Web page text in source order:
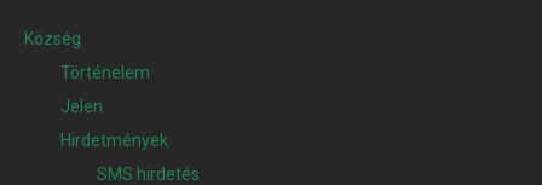
Község
Történelem
Jelen
Hirdetmények
SMS hirdetés